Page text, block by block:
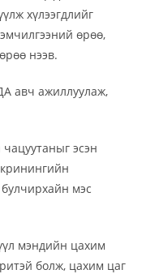
хүлээгдлийг
өрөө,
нээв.
авч ажиллуулаж,
эсэн
мэс
мэндийн цахим
болж, цахим цаг